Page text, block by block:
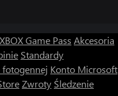
to pierwszy dodatek do
XBOX Game Pass Akcesoria
Standardy
fotogennej Konto Microsoft
Zwroty Śledzenie